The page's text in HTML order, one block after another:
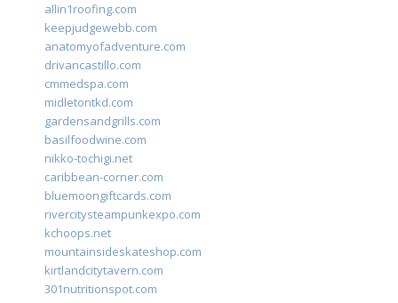
allin1roofing.com
keepjudgewebb.com
anatomyofadventure.com
drivancastillo.com
cmmedspa.com
midletontkd.com
gardensandgrills.com
basilfoodwine.com
nikko-tochigi.net
caribbean-corner.com
bluemoongiftcards.com
rivercitysteampunkexpo.com
kchoops.net
mountainsideskateshop.com
kirtlandcitytavern.com
301nutritionspot.com